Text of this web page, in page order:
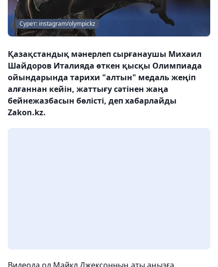
Сурет: instagram/olympickz
Қазақстандық мәнерлеп сырғанаушы Михаил
Шайдоров Италияда өткен қысқы Олимпиада
ойындарында тарихи "алтын" медаль жеңіп
алғаннан кейін, жаттығу сәтінен жаңа
бейнежазбасын бөлісті, деп хабарлайды
Zakon.kz.